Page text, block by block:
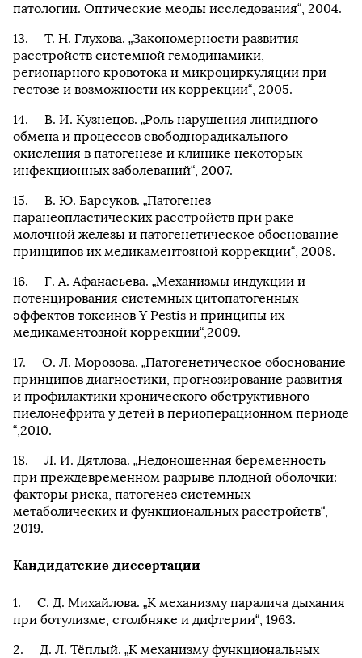
патологии. Оптические меоды исследования“, 2004.
Т. Н. Глухова. „Закономерности развития
расстройств системной гемодинамики,
регионарного кровотока и микроциркуляции при
гестозе и возможности их коррекции“, 2005.
В. И. Кузнецов. „Роль нарушения липидного
обмена и процессов свободнорадикального
окисления в патогенезе и клинике некоторых
инфекционных заболеваний“, 2007.
В. Ю. Барсуков. „Патогенез
паранеопластических расстройств при раке
молочной железы и патогенетическое обоснование
принципов их медикаментозной коррекции“, 2008.
Г. А. Афанасьева. „Механизмы индукции и
потенцирования системных цитопатогенных
эффектов токсинов Y Pestis и принципы их
медикаментозной коррекции“,2009.
О. Л. Морозова. „Патогенетическое обоснование
принципов диагностики, прогнозирование развития
и профилактики хронического обструктивного
пиелонефрита у детей в периоперационном периоде
“,2010.
Л. И. Дятлова. „Недоношенная беременность
при преждевременном разрыве плодной оболочки:
факторы риска, патогенез системных
метаболических и функциональных расстройств“,
2019.
Кандидатские диссертации
С. Д. Михайлова. „К механизму паралича дыхания
при ботулизме, столбняке и дифтерии“, 1963.
Д. Л. Тёплый. „К механизму функциональных